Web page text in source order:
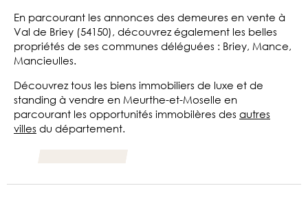
En parcourant les annonces des demeures en vente à
Val de Briey (54150), découvrez également les belles
propriétés de ses communes déléguées : Briey, Mance,
Mancieulles.
Découvrez tous les biens immobiliers de luxe et de
standing à vendre en Meurthe-et-Moselle en
parcourant les opportunités immobilères des autres
villes du département.